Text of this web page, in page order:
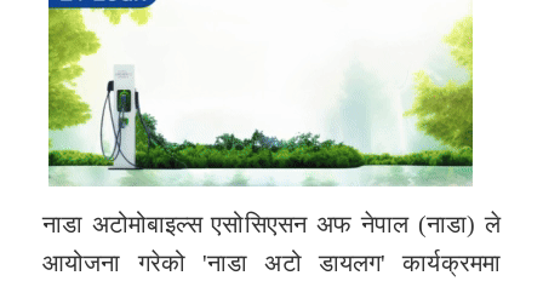
नाडा अटोमोबाइल्स एसोसिएसन अफ नेपाल (नाडा) ले
आयोजना गरेको 'नाडा अटो डायलग' कार्यक्रममा